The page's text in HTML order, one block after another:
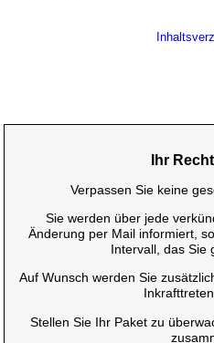
Ihr
Verpassen Sie keine
Sie werden über jede
Änderung per Mail informiert,
Intervall, das Sie
Auf Wunsch werden Sie
Stellen Sie Ihr Paket zu